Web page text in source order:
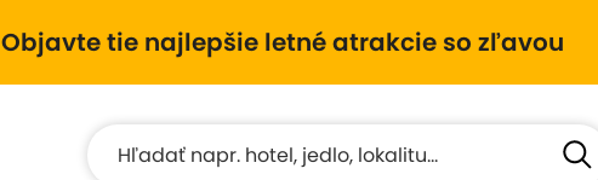
Objavte tie najlepšie letné atrakcie so zľavou